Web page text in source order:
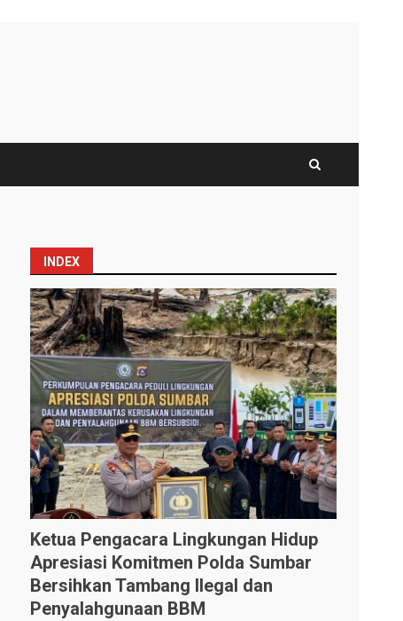
INDEX
Ketua Pengacara Lingkungan Hidup
Apresiasi Komitmen Polda Sumbar
Bersihkan Tambang Ilegal dan
Penyalahgunaan BBM